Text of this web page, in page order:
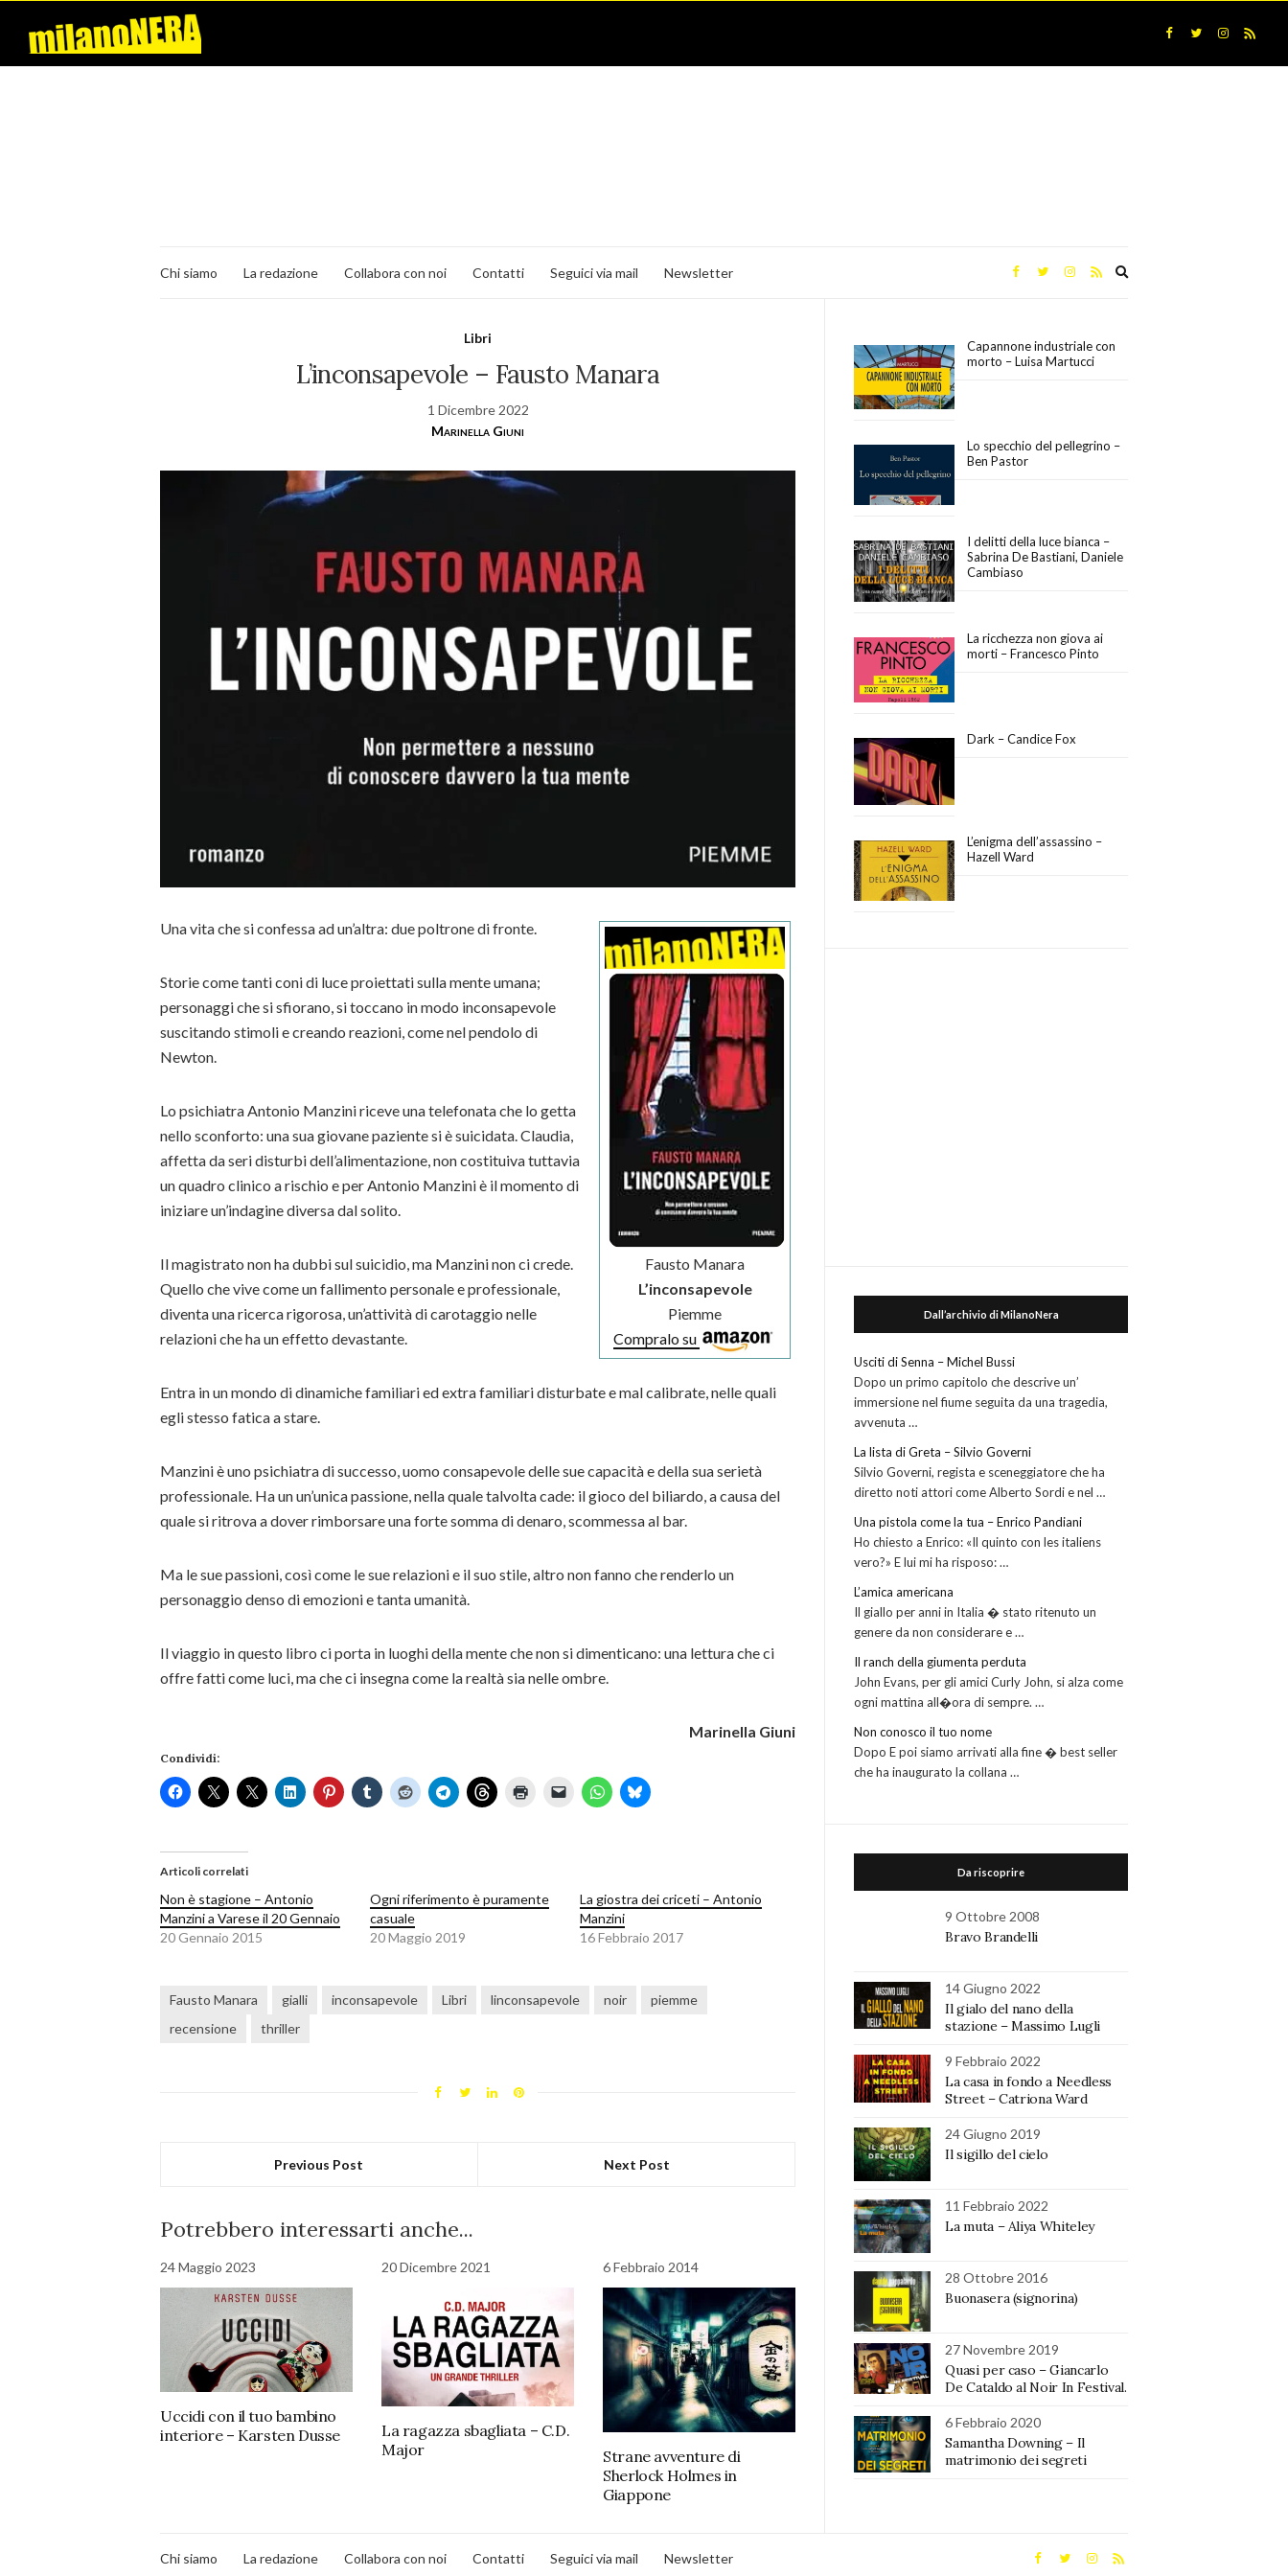
Chi siamo La redazione Collabora con noi Contatti Seguici via mail Newsletter
Libri
L’inconsapevole – Fausto Manara
1 Dicembre 2022
Marinella Giuni
Fausto Manara
L’inconsapevole
Piemme
Compralo su
Una vita che si confessa ad un’altra: due poltrone di fronte.
Storie come tanti coni di luce proiettati sulla mente umana;
personaggi che si sfiorano, si toccano in modo inconsapevole
suscitando stimoli e creando reazioni, come nel pendolo di
Newton.
Lo psichiatra Antonio Manzini riceve una telefonata che lo getta
nello sconforto: una sua giovane paziente si è suicidata. Claudia,
affetta da seri disturbi dell’alimentazione, non costituiva tuttavia
un quadro clinico a rischio e per Antonio Manzini è il momento di
iniziare un’indagine diversa dal solito.
Il magistrato non ha dubbi sul suicidio, ma Manzini non ci crede.
Quello che vive come un fallimento personale e professionale,
diventa una ricerca rigorosa, un’attività di carotaggio nelle
relazioni che ha un effetto devastante.
Entra in un mondo di dinamiche familiari ed extra familiari disturbate e mal calibrate, nelle quali
egli stesso fatica a stare.
Manzini è uno psichiatra di successo, uomo consapevole delle sue capacità e della sua serietà
professionale. Ha un un’unica passione, nella quale talvolta cade: il gioco del biliardo, a causa del
quale si ritrova a dover rimborsare una forte somma di denaro, scommessa al bar.
Ma le sue passioni, così come le sue relazioni e il suo stile, altro non fanno che renderlo un
personaggio denso di emozioni e tanta umanità.
Il viaggio in questo libro ci porta in luoghi della mente che non si dimenticano: una lettura che ci
offre fatti come luci, ma che ci insegna come la realtà sia nelle ombre.
Marinella Giuni
Condividi:
Articoli correlati
Non è stagione – Antonio
Manzini a Varese il 20 Gennaio
20 Gennaio 2015
Ogni riferimento è puramente
casuale
20 Maggio 2019
La giostra dei criceti – Antonio
Manzini
16 Febbraio 2017
Fausto Manara gialli inconsapevole Libri linconsapevole noir
piemme
recensione
thriller
Previous Post Next Post
Potrebbero interessarti anche...
24 Maggio 2023
Uccidi con il tuo bambino
interiore – Karsten Dusse
20 Dicembre 2021
La ragazza sbagliata – C.D.
Major
6 Febbraio 2014
Strane avventure di
Sherlock Holmes in
Giappone
Capannone industriale con
morto – Luisa Martucci
Lo specchio del pellegrino –
Ben Pastor
I delitti della luce bianca –
Sabrina De Bastiani, Daniele
Cambiaso
La ricchezza non giova ai
morti – Francesco Pinto
Dark – Candice Fox
L’enigma dell’assassino –
Hazell Ward
Dall’archivio di MilanoNera
Usciti di Senna – Michel Bussi
Dopo un primo capitolo che descrive un’
immersione nel fiume seguita da una tragedia,
avvenuta …
La lista di Greta – Silvio Governi
Silvio Governi, regista e sceneggiatore che ha
diretto noti attori come Alberto Sordi e nel …
Una pistola come la tua – Enrico Pandiani
Ho chiesto a Enrico: «Il quinto con les italiens
vero?» E lui mi ha risposo: …
L’amica americana
Il giallo per anni in Italia � stato ritenuto un
genere da non considerare e …
Il ranch della giumenta perduta
John Evans, per gli amici Curly John, si alza come
ogni mattina all�ora di sempre. …
Non conosco il tuo nome
Dopo E poi siamo arrivati alla fine � best seller
che ha inaugurato la collana …
Da riscoprire
9 Ottobre 2008
Bravo Brandelli
14 Giugno 2022
Il gialo del nano della
stazione – Massimo Lugli
9 Febbraio 2022
La casa in fondo a Needless
Street – Catriona Ward
24 Giugno 2019
Il sigillo del cielo
11 Febbraio 2022
La muta – Aliya Whiteley
28 Ottobre 2016
Buonasera (signorina)
27 Novembre 2019
Quasi per caso – Giancarlo
De Cataldo al Noir In Festival.
6 Febbraio 2020
Samantha Downing – Il
matrimonio dei segreti
Chi siamo La redazione Collabora con noi Contatti Seguici via mail Newsletter